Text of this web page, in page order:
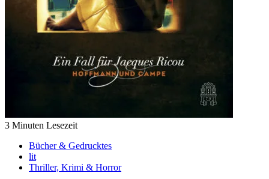
3 Minuten Lesezeit
Bücher & Gedrucktes
lit
Thriller, Krimi & Horror